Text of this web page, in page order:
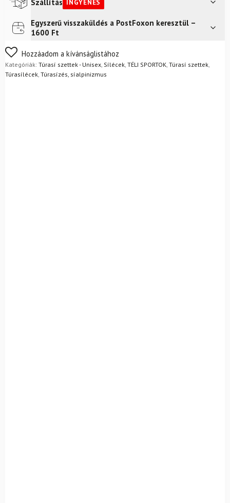
kötéssel
Kohla
mennyiség
Szállítás INGYENES
Futár a címreIngyenes
Egyszerű visszaküldés a PostFoxon keresztül –
1600 Ft
Nem biztos a választásában? Semmi gond – a terméket
egyszerűen visszaküldheti 14 napon belül, indoklás nélkül.
Mik a visszaküldés feltételei?
Hozzáadom a kívánságlistához
Kategóriák: Túrasí szettek - Unisex, Sílécek, TÉLI SPORTOK, Túrasí szettek,
Túrasílécek, Túrasízés, síalpinizmus